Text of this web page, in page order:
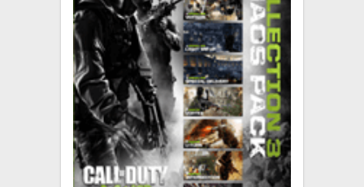
PRODEJNY
DOPRAVA
XZONE KLUB
TCG & BOARDGAME HUB